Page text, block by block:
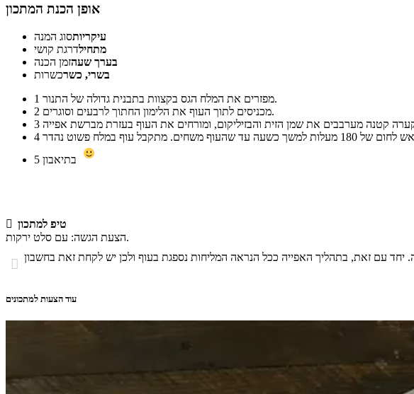
אופן הכנת המתכון
עיקריותסוג המנה
מתחילדרגת קושי
בערך שעהזמן הכנה
בשרי, כשרכשרות
1
מפזרים את המלח הגס בקצוות בתבנית גדולה של התנור.
2
מכניסים לתוך העוף את הלימון החתוך לרבעים וסוגרים.
3
4
5
 טיפ למתכון
הצעת הגשה: עם סלט ירקות.

עוד הצעות למתכונים